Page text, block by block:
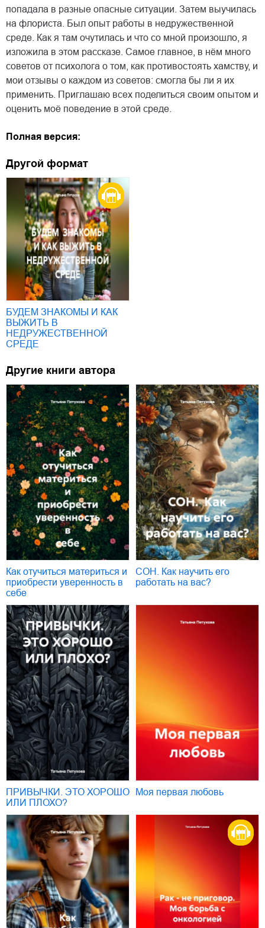
попадала в разные опасные ситуации. Затем выучилась
на флориста. Был опыт работы в недружественной
среде. Как я там очутилась и что со мной произошло, я
изложила в этом рассказе. Самое главное, в нём много
советов от психолога о том, как противостоять хамству, и
мои отзывы о каждом из советов: смогла бы ли я их
применить. Приглашаю всех поделиться своим опытом и
оценить моё поведение в этой среде.
Полная версия:
Другой формат
БУДЕМ ЗНАКОМЫ И КАК
ВЫЖИТЬ В
НЕДРУЖЕСТВЕННОЙ
СРЕДЕ
Другие книги автора
Как отучиться материться и
приобрести уверенность в
себе
СОН. Как научить его
работать на вас?
ПРИВЫЧКИ. ЭТО ХОРОШО
ИЛИ ПЛОХО?
Моя первая любовь